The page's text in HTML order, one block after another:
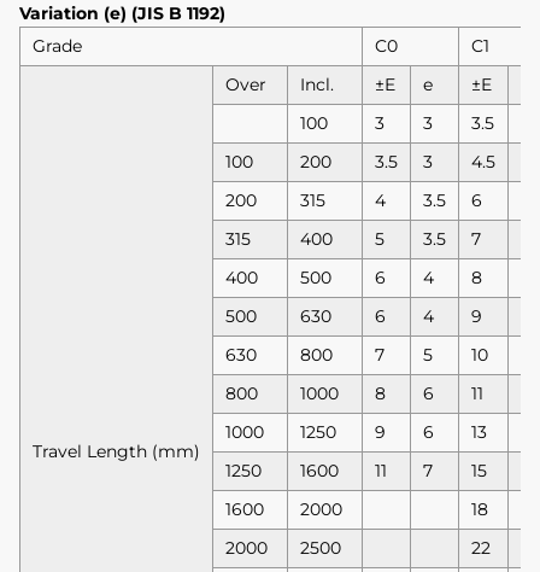
Variation (e) (JIS B 1192)
Grade
C0 C1
Travel Length (mm)
Over Incl. ±E e ±E
100
3 3 3.5
100
200 3.5 3 4.5
200
315 4 3.5 6
315
400 5 3.5 7
400
500 6 4 8
500
630 6 4 9
630
800 7 5 10
800
1000 8 6 11
1000
1250 9 6 13
1250
1600 11 7 15
1600
2000 18
2000
2500 22